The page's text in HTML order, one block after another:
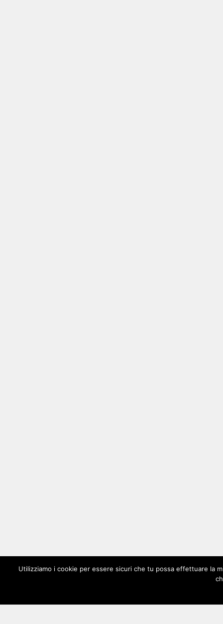
Utilizziamo i cookie per essere sicuri che tu possa effettuare la